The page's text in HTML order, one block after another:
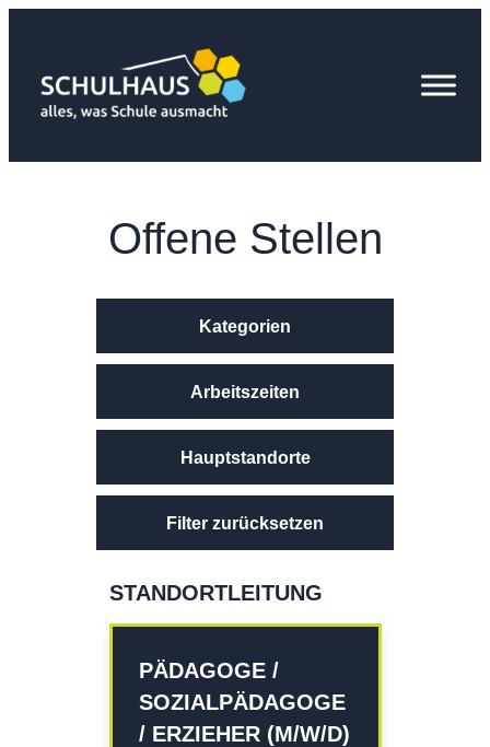
springen
Offene Stellen
Kategorien
Arbeitszeiten
Hauptstandorte
Filter zurücksetzen
STANDORTLEITUNG
PÄDAGOGE /
SOZIALPÄDAGOGE
/ ERZIEHER (M/W/D)